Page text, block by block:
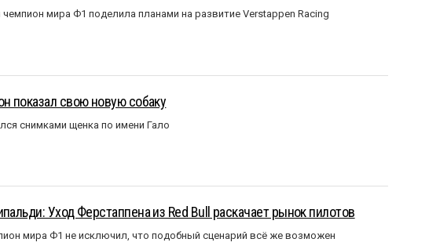
мира Ф1 поделила планами на развитие Verstappen Racing
показал свою новую собаку
снимками щенка по имени Гало
Уход Ферстаппена из Red Bull раскачает рынок пилотов
мира Ф1 не исключил, что подобный сценарий всё же возможен